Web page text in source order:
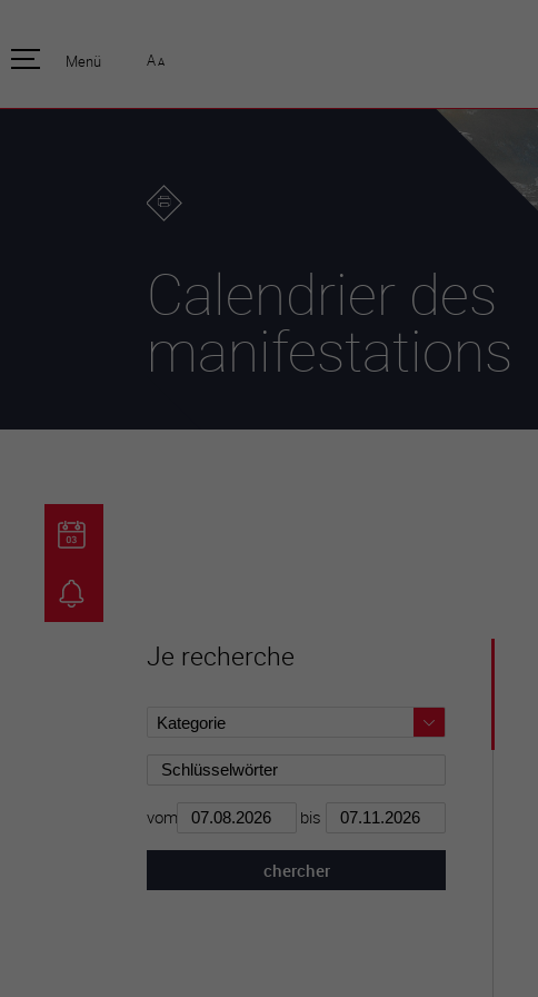
Enfants et écoliers
Formation
environnement
Informations parcelles
Guichet virtuel
Annuaire communal
Emplois
Organisation
communale
Programme de
législature 2025-2028
Stratégies
Jumelage
Menü A A
Calendrier des
manifestations
Je recherche
vom bis